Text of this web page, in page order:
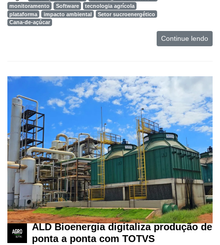
monitoramento
Software
tecnologia agrícola
plataforma
impacto ambiental
Setor sucroenergético
Cana-de-açúcar
Continue lendo
ALD Bioenergia digitaliza produção de
ponta a ponta com TOTVS